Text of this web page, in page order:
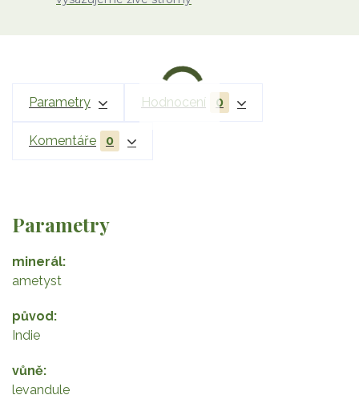
Parametry Hodnocení 0
Komentáře 0
Parametry
minerál
ametyst
původ
Indie
vůně
levandule